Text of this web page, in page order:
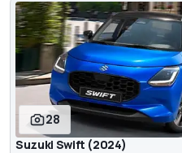
28
Suzuki Swift (2024)